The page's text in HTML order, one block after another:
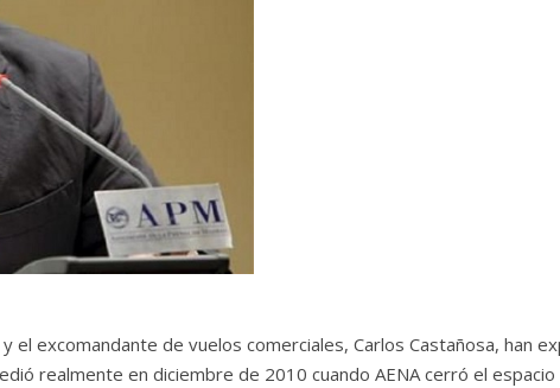
el excomandante de vuelos comerciales, Carlos Castañosa, han
realmente en diciembre de 2010 cuando AENA cerró el